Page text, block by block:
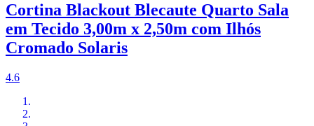
Cortina Blackout Blecaute Quarto Sala
em Tecido 3,00m x 2,50m com Ilhós
Cromado Solaris
4.6